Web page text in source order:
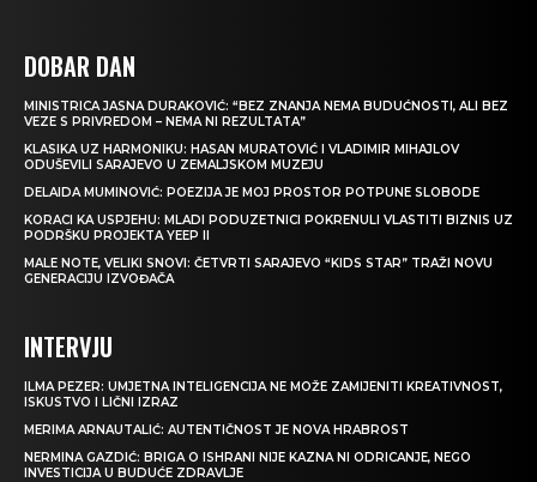
DOBAR DAN
MINISTRICA JASNA DURAKOVIĆ: “BEZ ZNANJA NEMA BUDUĆNOSTI, ALI BEZ
VEZE S PRIVREDOM – NEMA NI REZULTATA”
KLASIKA UZ HARMONIKU: HASAN MURATOVIĆ I VLADIMIR MIHAJLOV
ODUŠEVILI SARAJEVO U ZEMALJSKOM MUZEJU
DELAIDA MUMINOVIĆ: POEZIJA JE MOJ PROSTOR POTPUNE SLOBODE
KORACI KA USPJEHU: MLADI PODUZETNICI POKRENULI VLASTITI BIZNIS UZ
PODRŠKU PROJEKTA YEEP II
MALE NOTE, VELIKI SNOVI: ČETVRTI SARAJEVO “KIDS STAR” TRAŽI NOVU
GENERACIJU IZVOĐAČA
INTERVJU
ILMA PEZER: UMJETNA INTELIGENCIJA NE MOŽE ZAMIJENITI KREATIVNOST,
ISKUSTVO I LIČNI IZRAZ
MERIMA ARNAUTALIĆ: AUTENTIČNOST JE NOVA HRABROST
NERMINA GAZDIĆ: BRIGA O ISHRANI NIJE KAZNA NI ODRICANJE, NEGO
INVESTICIJA U BUDUĆE ZDRAVLJE